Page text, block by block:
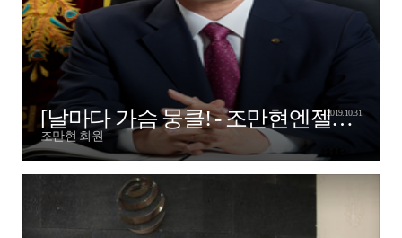
[날마다 가슴 뭉클! - 조만현엔젤부회장님]
조만현 회원
2019.10.31